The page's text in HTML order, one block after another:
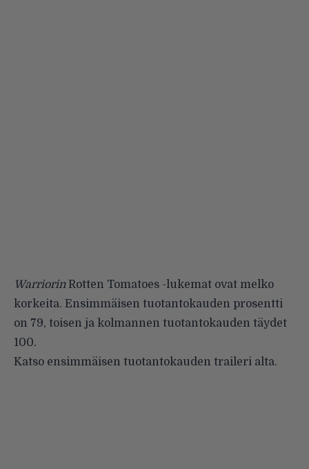
Warriorin Rotten Tomatoes -lukemat ovat melko
korkeita. Ensimmäisen tuotantokauden prosentti
on 79, toisen ja kolmannen tuotantokauden täydet
100.
Katso ensimmäisen tuotantokauden traileri alta.